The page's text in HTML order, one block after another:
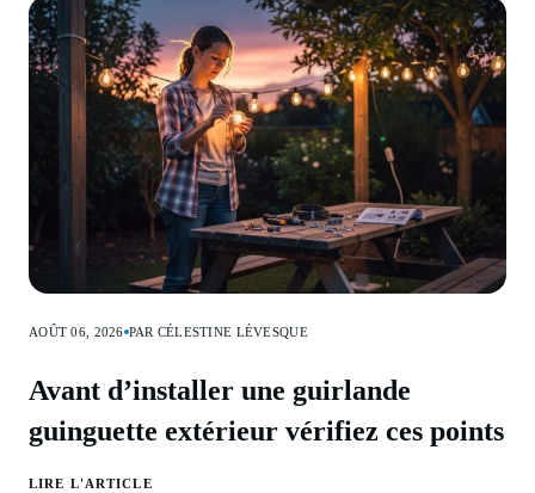
AOÛT 06, 2026 PAR CÉLESTINE LÉVESQUE
Avant d’installer une guirlande
guinguette extérieur vérifiez ces points
LIRE L'ARTICLE